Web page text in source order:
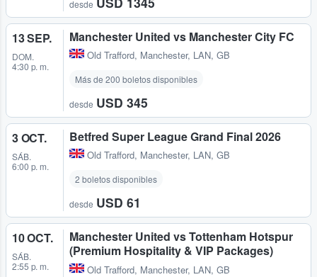
desde
13 SEP.
DOM.
4:30 p. m.
Manchester United vs Manchester City FC
Old Trafford, Manchester, LAN, GB
Más de 200 boletos disponibles
desde USD 345
3 OCT.
SÁB.
6:00 p. m.
Betfred Super League Grand Final 2026
Old Trafford, Manchester, LAN, GB
2 boletos disponibles
desde USD 61
10 OCT.
SÁB.
2:55 p. m.
Manchester United vs Tottenham Hotspur
(Premium Hospitality & VIP Packages)
Old Trafford, Manchester, LAN, GB